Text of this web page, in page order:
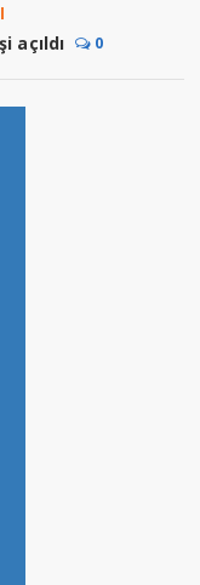
açıldı 0